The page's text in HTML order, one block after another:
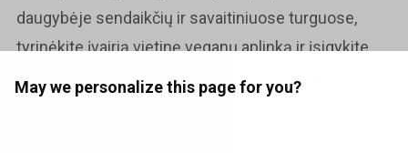
May we personalize this page for you?
daugybėje sendaikčių ir savaitiniuose turguose,
tyrinėkite įvairią vietinę veganų aplinką ir įsigykite
tvarų suvenyrą vienoje iš daugelio Štutgarto